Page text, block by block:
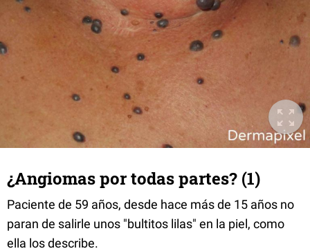
¿Angiomas por todas partes? (1)
Paciente de 59 años, desde hace más de 15 años no
paran de salirle unos "bultitos lilas" en la piel, como
ella los describe.